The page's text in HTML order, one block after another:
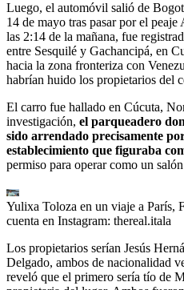
Luego, el automóvil salió de
14 de mayo tras pasar por el
las 2:14 de la mañana, fue
entre Sesquilé y Gachancipá, en
hacia la zona fronteriza con
habrían huido los propietarios del
El carro fue hallado en Cúcuta,
investigación, el parqueadero
sido arrendado precisamente
establecimiento que figuraba
permiso para operar como un
Yulixa Toloza en un viaje a París,
cuenta en Instagram: thereal.itala
Los propietarios serían Jesús
Delgado, ambos de nacionalidad
reveló que el primero sería tío de